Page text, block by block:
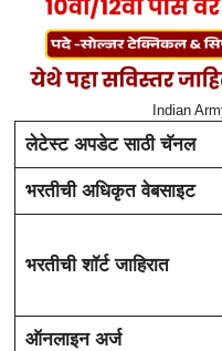
Indian
लेटेस्ट अपडेट साठी चॅनल
भरतीची अधिकृत वेबसाइट
भरतीची शॉर्ट जाहिरात
ऑनलाइन अर्ज